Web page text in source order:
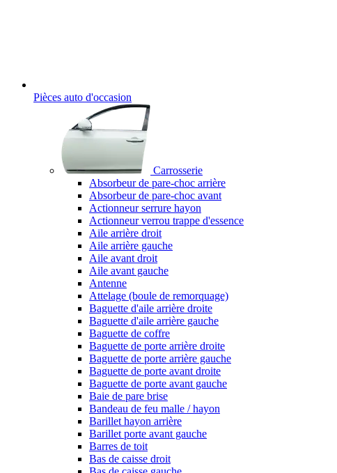
Pièces auto d'occasion
Carrosserie
Absorbeur de pare-choc arrière
Absorbeur de pare-choc avant
Actionneur serrure hayon
Actionneur verrou trappe d'essence
Aile arrière droit
Aile arrière gauche
Aile avant droit
Aile avant gauche
Antenne
Attelage (boule de remorquage)
Baguette d'aile arrière droite
Baguette d'aile arrière gauche
Baguette de coffre
Baguette de porte arrière droite
Baguette de porte arrière gauche
Baguette de porte avant droite
Baguette de porte avant gauche
Baie de pare brise
Bandeau de feu malle / hayon
Barillet hayon arrière
Barillet porte avant gauche
Barres de toit
Bas de caisse droit